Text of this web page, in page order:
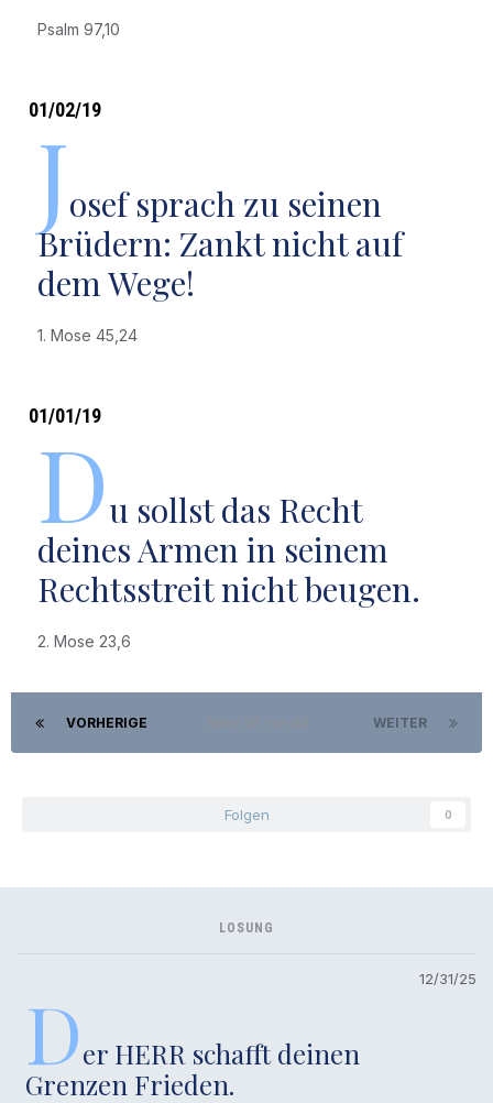
Psalm 97,10
01/02/19
Josef sprach zu seinen
Brüdern: Zankt nicht auf
dem Wege!
1. Mose 45,24
01/01/19
Du sollst das Recht
deines Armen in seinem
Rechtsstreit nicht beugen.
2. Mose 23,6
VORHERIGE WEITER
Folgen 0
LOSUNG
12/31/25
Der HERR schafft deinen
Grenzen Frieden.